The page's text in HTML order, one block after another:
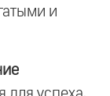
и